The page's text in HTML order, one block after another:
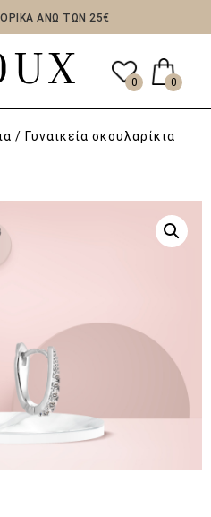
ΑΝΩ ΤΩΝ 25€
0 0
/ Γυναικεία σκουλαρίκια